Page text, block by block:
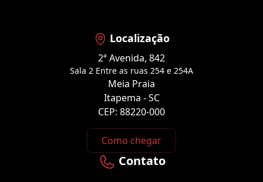
Localização
2ª Avenida, 842
Sala 2 Entre as ruas 254 e 254A
Meia Praia
Itapema - SC
CEP: 88220-000
Como chegar
Contato